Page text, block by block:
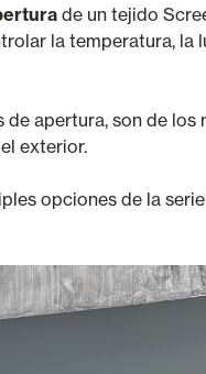
de un tejido
la temperatura, la
apertura, son de
exterior.
opciones de la